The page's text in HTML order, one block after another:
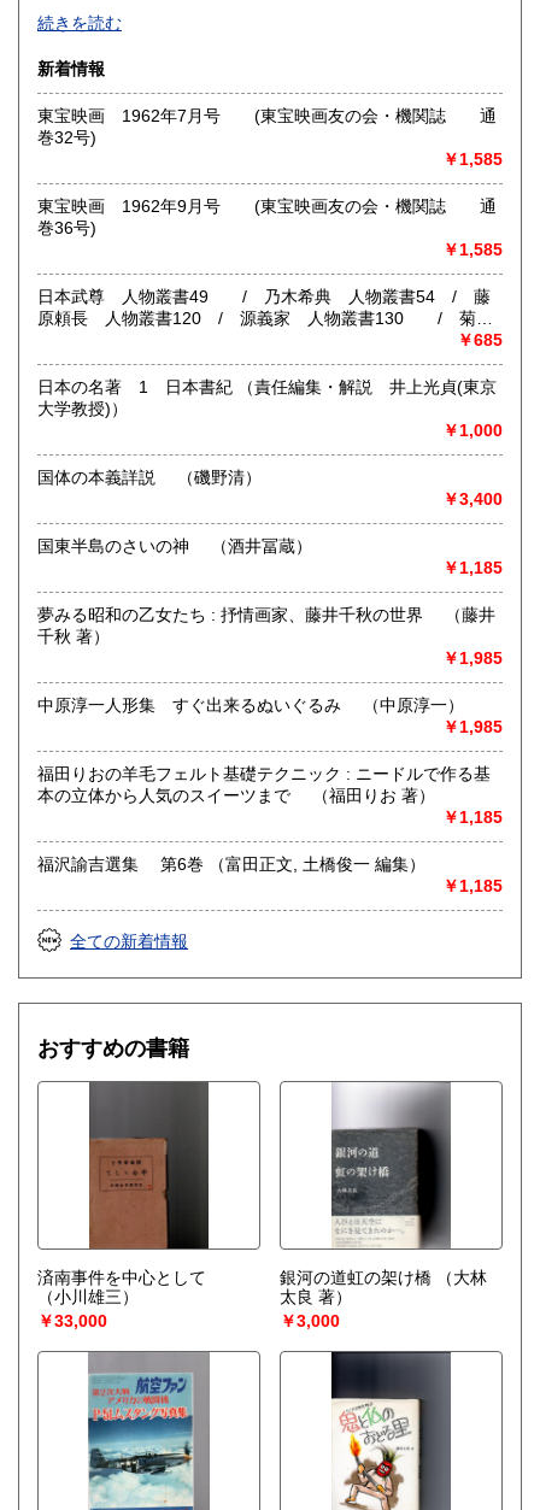
高知県
佐賀県
熊本県
宮崎県 1,100円 鹿児島県 1,100円
沖縄県
駐車場は2台分あります。
『日本の古本屋』登録書籍は店頭ではなく書庫に収納してい
る事がほとんどです。事前にご連絡頂ければ幸いです。
沿線名：-
最寄駅：JR大分駅 ■大道旧道沿いを徒歩14分(1.2キロ)■
営業時間：13:00 - 19:00
書籍の買取について
取り扱い分野
哲学宗教、歴史、社会科学、自然科学、美術工芸、外国文
紙モノ、戦前資料
続きを読む
新着情報
東宝映画 1962年7月号 (東宝映画友の会・機関誌 通
巻32号)
￥1,585
東宝映画 1962年9月号 (東宝映画友の会・機関誌 通
巻36号)
￥1,585
日本武尊 人物叢書49 / 乃木希典 人物叢書54 / 藤
原頼長 人物叢書120 / 源義家 人物叢書130 / 菊池
￥685
日本の名著 1 日本書紀 （責任編集・解説 井上光貞(東京
大学教授)）
￥1,000
国体の本義詳説 （磯野清）
￥3,400
国東半島のさいの神 （酒井冨蔵）
￥1,185
夢みる昭和の乙女たち : 抒情画家、藤井千秋の世界 （藤井
千秋 著）
￥1,985
中原淳一人形集 すぐ出来るぬいぐるみ （中原淳一）
￥1,985
福田りおの羊毛フェルト基礎テクニック : ニードルで作る基
本の立体から人気のスイーツまで （福田りお 著）
￥1,185
福沢諭吉選集 第6巻 （富田正文, 土橋俊一 編集）
￥1,185
全ての新着情報
おすすめの書籍
済南事件を中心として
（小川雄三）
￥33,000
銀河の道虹の架け橋
（大林
太良 著）
￥3,000